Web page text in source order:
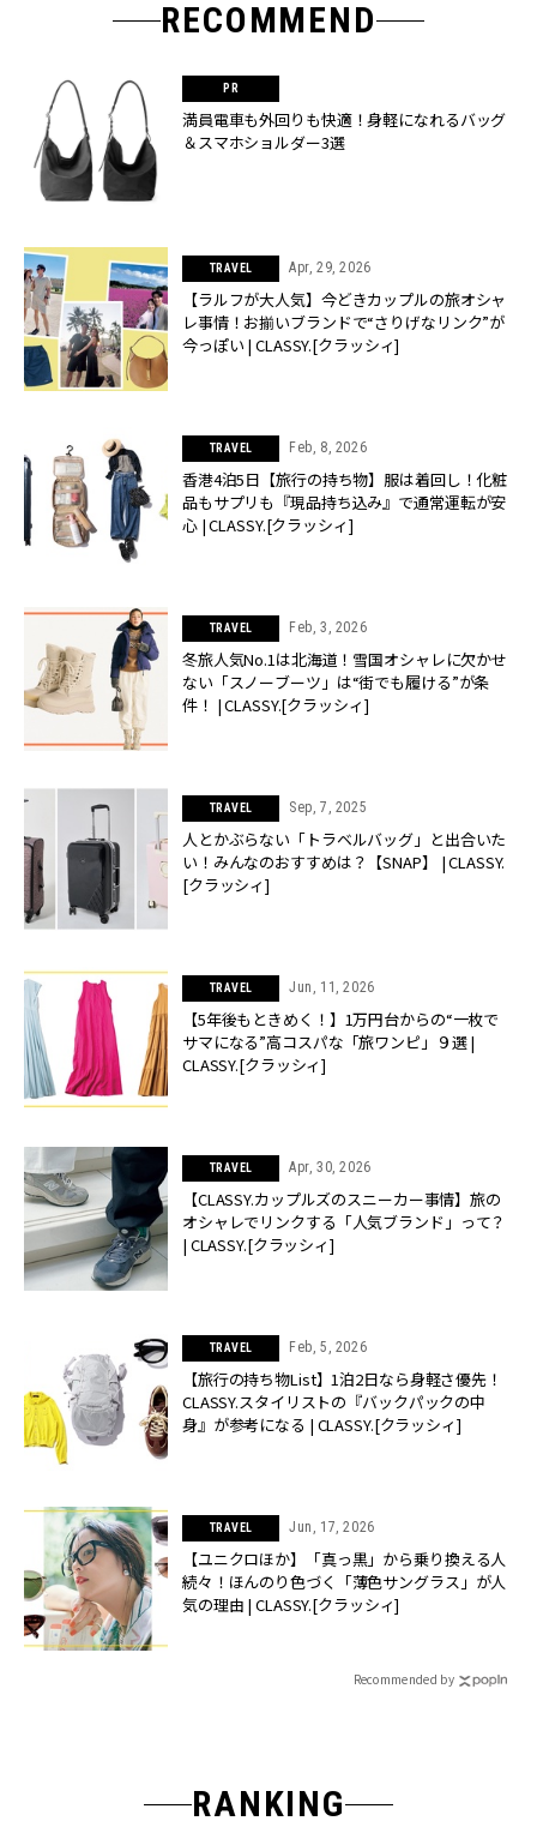
RECOMMEND
満員電車も外回りも快適！身軽になれるバッグ
＆スマホショルダー3選
TRAVEL Apr, 29, 2026
【ラルフが大人気】今どきカップルの旅オシャ
レ事情！お揃いブランドで“さりげなリンク”が
今っぽい | CLASSY.[クラッシィ]
TRAVEL Feb, 8, 2026
香港4泊5日【旅行の持ち物】服は着回し！化粧
品もサプリも『現品持ち込み』で通常運転が安
心 | CLASSY.[クラッシィ]
TRAVEL Feb, 3, 2026
冬旅人気No.1は北海道！雪国オシャレに欠かせ
ない「スノーブーツ」は“街でも履ける”が条
件！ | CLASSY.[クラッシィ]
TRAVEL Sep, 7, 2025
人とかぶらない「トラベルバッグ」と出合いた
い！みんなのおすすめは？【SNAP】 | CLASSY.
[クラッシィ]
TRAVEL Jun, 11, 2026
【5年後もときめく！】1万円台からの“一枚で
サマになる”高コスパな「旅ワンピ」９選 |
CLASSY.[クラッシィ]
TRAVEL Apr, 30, 2026
【CLASSY.カップルズのスニーカー事情】旅の
オシャレでリンクする「人気ブランド」って？
| CLASSY.[クラッシィ]
TRAVEL Feb, 5, 2026
【旅行の持ち物List】1泊2日なら身軽さ優先！
CLASSY.スタイリストの『バックパックの中
身』が参考になる | CLASSY.[クラッシィ]
TRAVEL Jun, 17, 2026
【ユニクロほか】「真っ黒」から乗り換える人
続々！ほんのり色づく「薄色サングラス」が人
気の理由 | CLASSY.[クラッシィ]
Recommended by
RANKING